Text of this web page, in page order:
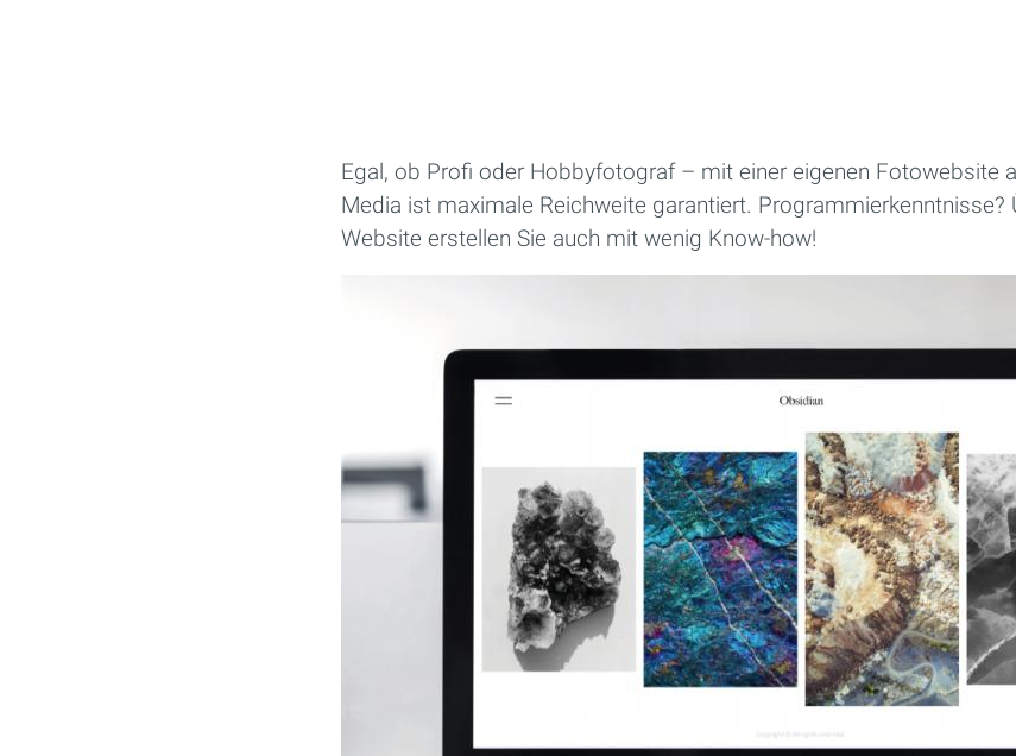
Egal, ob Profi oder Hobbyfotograf – mit einer eigenen Fotowebsite
Media ist maximale Reichweite garantiert. Programmierkenntnisse?
Website erstellen Sie auch mit wenig Know-how!